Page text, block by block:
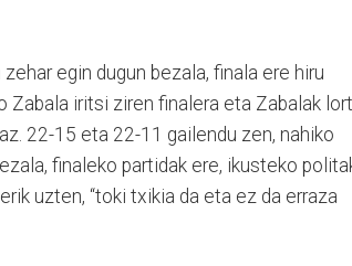
egin dugun bezala, finala ere hiru
Zabala iritsi ziren finalera eta Zabalak
22-15 eta 22-11 gailendu zen, nahiko
finaleko partidak ere, ikusteko
uzten, “toki txikia da eta ez da erraza